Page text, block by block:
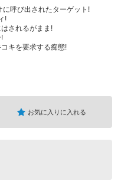
呼び出されたターゲット!
!
されるがまま!
キを要求する痴態!
お気に入りに入れる